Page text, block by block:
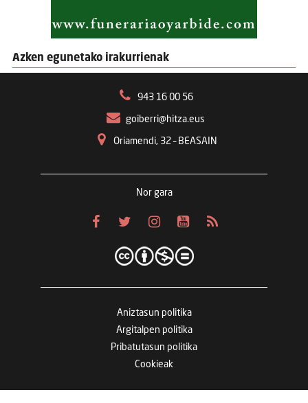
Azken egunetako irakurrienak
943 16 00 56
goiberri@hitza.eus
Oriamendi, 32 – BEASAIN
Nor gara
Aniztasun politika
Argitalpen politika
Pribatutasun politika
Cookieak